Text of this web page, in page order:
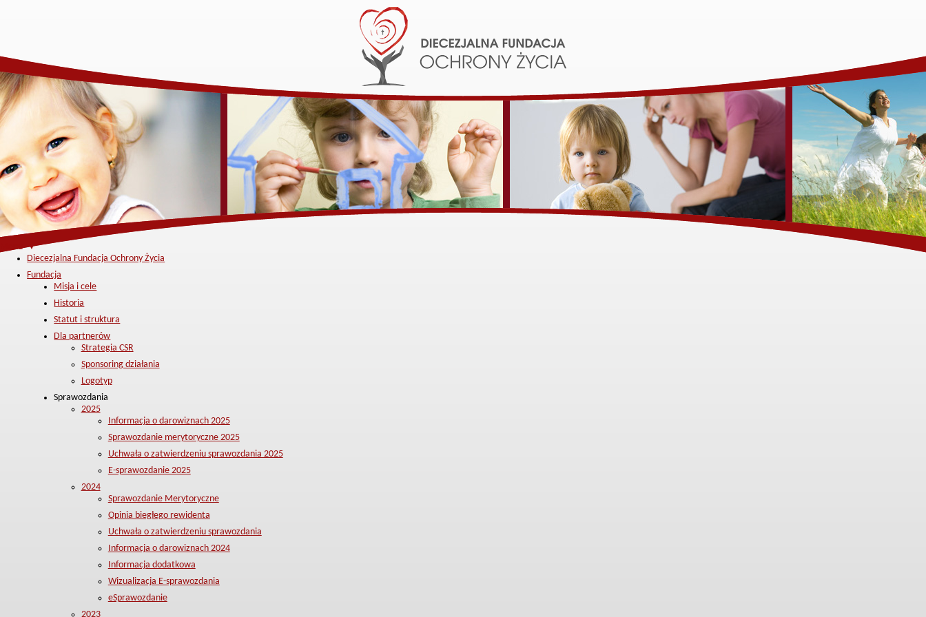
Menu ▼
Diecezjalna Fundacja Ochrony Życia
Fundacja
Misja i cele
Historia
Statut i struktura
Dla partnerów
Strategia CSR
Sponsoring działania
Logotyp
Sprawozdania
2025
Informacja o darowiznach 2025
Sprawozdanie merytoryczne 2025
Uchwała o zatwierdzeniu sprawozdania 2025
E-sprawozdanie 2025
2024
Sprawozdanie Merytoryczne
Opinia biegłego rewidenta
Uchwała o zatwierdzeniu sprawozdania
Informacja o darowiznach 2024
Informacja dodatkowa
Wizualizacja E-sprawozdania
eSprawozdanie
2023